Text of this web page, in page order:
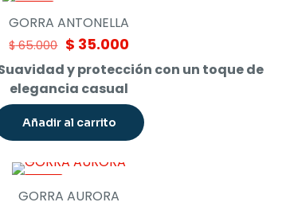
GORRA ANTONELLA
$65.000 Original
price
was:
$ 65.000.
$ 35.000Current
price
$ 35.000.
y protección con un toque de
elegancia casual
Añadir al carrito
GORRA AURORA